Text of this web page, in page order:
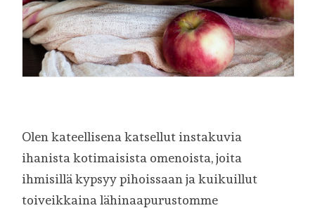
Olen kateellisena katsellut instakuvia
ihanista kotimaisista omenoista, joita
ihmisillä kypsyy pihoissaan ja kuikuillut
toiveikkaina lähinaapurustomme